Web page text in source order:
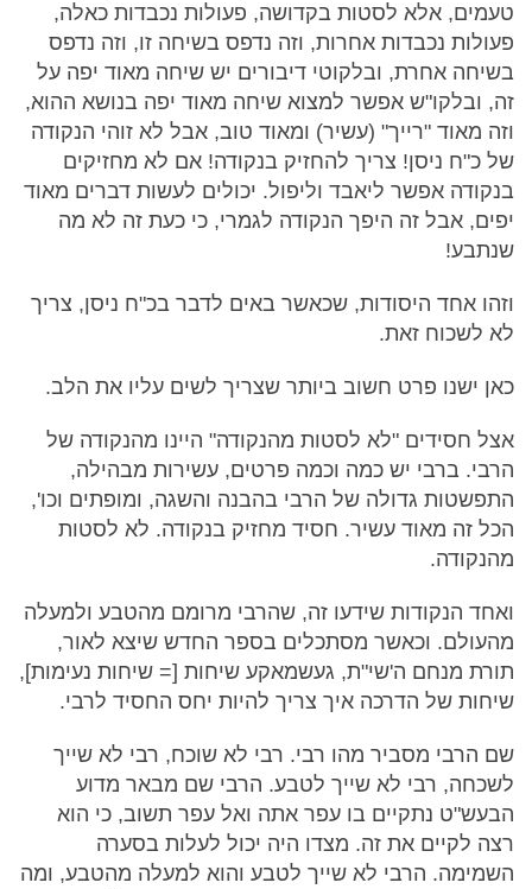
טעמים, אלא לסטות בקדושה, פעולות נכבדות כאלה,
פעולות נכבדות אחרות, וזה נדפס בשיחה זו, וזה נדפס
בשיחה אחרת, ובלקוטי דיבורים יש שיחה מאוד יפה על
זה, ובלקו"ש אפשר למצוא שיחה מאוד יפה בנושא ההוא,
וזה מאוד "רייך" (עשיר) ומאוד טוב, אבל לא זוהי הנקודה
של כ"ח ניסן! צריך להחזיק בנקודה! אם לא מחזיקים
בנקודה אפשר ליאבד וליפול. יכולים לעשות דברים מאוד
יפים, אבל זה היפך הנקודה לגמרי, כי כעת זה לא מה
שנתבע!
וזהו אחד היסודות, שכאשר באים לדבר בכ"ח ניסן, צריך
לא לשכוח זאת.
כאן ישנו פרט חשוב ביותר שצריך לשים עליו את הלב.
אצל חסידים "לא לסטות מהנקודה" היינו מהנקודה של
הרבי. ברבי יש כמה וכמה פרטים, עשירות מבהילה,
התפשטות גדולה של הרבי בהבנה והשגה, ומופתים וכו',
הכל זה מאוד עשיר. חסיד מחזיק בנקודה. לא לסטות
מהנקודה.
ואחד הנקודות שידעו זה, שהרבי מרומם מהטבע ולמעלה
מהעולם. וכאשר מסתכלים בספר החדש שיצא לאור,
תורת מנחם ה'שי"ת, געשמאקע שיחות [= שיחות נעימות],
שיחות של הדרכה איך צריך להיות יחס החסיד לרבי.
שם הרבי מסביר מהו רבי. רבי לא שוכח, רבי לא שייך
לשכחה, רבי לא שייך לטבע. הרבי שם מבאר מדוע
הבעש"ט נתקיים בו עפר אתה ואל עפר תשוב, כי הוא
רצה לקיים את זה. מצדו היה יכול לעלות בסערה
השמימה. הרבי לא שייך לטבע והוא למעלה מהטבע, ומה